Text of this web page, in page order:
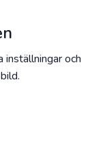
inställningar och